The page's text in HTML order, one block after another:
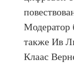
Модератор
также Ив
Клаас